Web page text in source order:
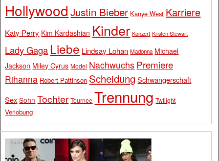
Hollywood Justin Bieber Kanye West Karriere
Katy Perry Kim Kardashian Kinder Konzert Kristen Stewart
Lady Gaga Liebe Lindsay Lohan Madonna Michael
Jackson Miley Cyrus Model Nachwuchs Premiere
Rihanna Robert Pattinson Scheidung Schwangerschaft
Sex Sohn Tochter Tournee Trennung Twilight
Verlobung